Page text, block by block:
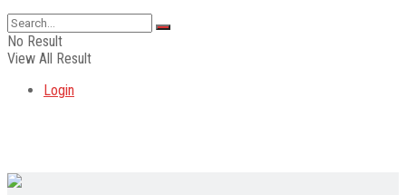
No Result
View All Result
Login